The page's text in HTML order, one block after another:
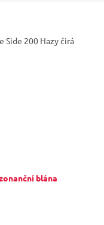
Side 200 Hazy čirá
blána